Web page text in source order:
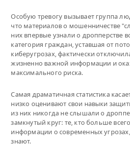
Особую тревогу вызывает группа
что материалов о мошенничестве
них впервые узнали о дропперстве
категория граждан, уставшая от
киберугрозах, фактически
жизненно важной информации и
максимального риска.
Самая драматичная статистика
низко оценивают свои навыки
из них никогда не слышали о
замкнутый круг: те, кто больше
информации о современных
знают.